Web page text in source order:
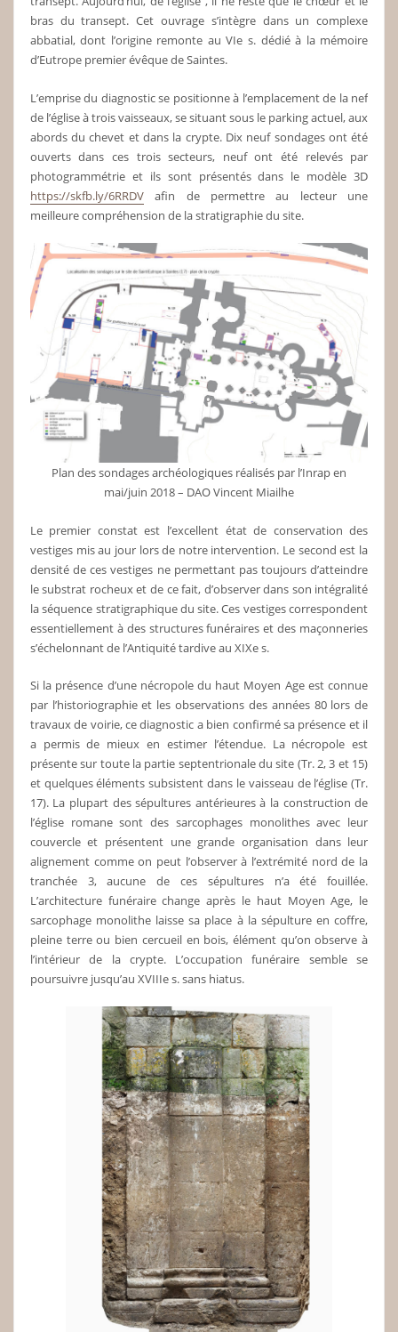
bras du transept. Cet ouvrage s’intègre dans un complexe
abbatial, dont l’origine remonte au VIe s. dédié à la mémoire
d’Eutrope premier évêque de Saintes.
L’emprise du diagnostic se positionne à l’emplacement de la nef
de l’église à trois vaisseaux, se situant sous le parking actuel, aux
abords du chevet et dans la crypte. Dix neuf sondages ont été
ouverts dans ces trois secteurs, neuf ont été relevés par
photogrammétrie et ils sont présentés dans le modèle 3D
https://skfb.ly/6RRDVafin de permettre au lecteur une
meilleure compréhension de la stratigraphie du site.
Plan des sondages archéologiques réalisés par l’Inrap en
mai/juin 2018 – DAO Vincent Miailhe
Le premier constat est l’excellent état de conservation des
vestiges mis au jour lors de notre intervention. Le second est la
densité de ces vestiges ne permettant pas toujours d’atteindre
le substrat rocheux et de ce fait, d’observer dans son intégralité
la séquence stratigraphique du site. Ces vestiges correspondent
essentiellement à des structures funéraires et des maçonneries
s’échelonnant de l’Antiquité tardive au XIXe s.
Si la présence d’une nécropole du haut Moyen Age est connue
par l’historiographie et les observations des années 80 lors de
travaux de voirie, ce diagnostic a bien confirmé sa présence et il
a permis de mieux en estimer l’étendue. La nécropole est
présente sur toute la partie septentrionale du site (Tr. 2, 3 et 15)
et quelques éléments subsistent dans le vaisseau de l’église (Tr.
17). La plupart des sépultures antérieures à la construction de
l’église romane sont des sarcophages monolithes avec leur
couvercle et présentent une grande organisation dans leur
alignement comme on peut l’observer à l’extrémité nord de la
tranchée 3, aucune de ces sépultures n’a été fouillée.
L’architecture funéraire change après le haut Moyen Age, le
sarcophage monolithe laisse sa place à la sépulture en coffre,
pleine terre ou bien cercueil en bois, élément qu’on observe à
l’intérieur de la crypte. L’occupation funéraire semble se
poursuivre jusqu’au XVIIIe s. sans hiatus.